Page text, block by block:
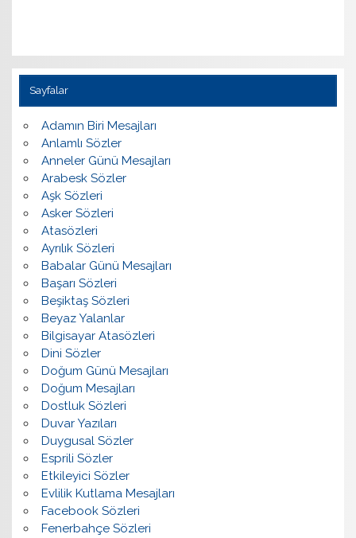
Sayfalar
Adamın Biri Mesajları
Anlamlı Sözler
Anneler Günü Mesajları
Arabesk Sözler
Aşk Sözleri
Asker Sözleri
Atasözleri
Ayrılık Sözleri
Babalar Günü Mesajları
Başarı Sözleri
Beşiktaş Sözleri
Beyaz Yalanlar
Bilgisayar Atasözleri
Dini Sözler
Doğum Günü Mesajları
Doğum Mesajları
Dostluk Sözleri
Duvar Yazıları
Duygusal Sözler
Esprili Sözler
Etkileyici Sözler
Evlilik Kutlama Mesajları
Facebook Sözleri
Fenerbahçe Sözleri